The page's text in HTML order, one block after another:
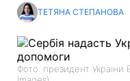
ТЕТЯНА СТЕПАНОВА
Фото: президент